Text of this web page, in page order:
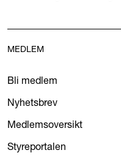
MEDLEM
Bli medlem
Nyhetsbrev
Medlemsoversikt
Styreportalen